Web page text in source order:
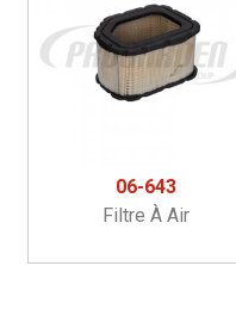
06-643
Filtre À Air